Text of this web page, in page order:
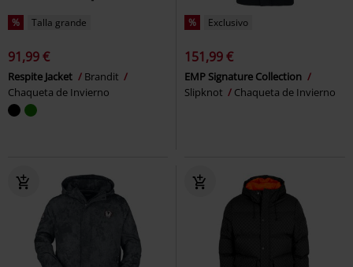
% Talla grande
91,99 €
Respite Jacket
Brandit
Chaqueta de Invierno
% Exclusivo
151,99 €
EMP Signature Collection
Slipknot
Chaqueta de Invierno